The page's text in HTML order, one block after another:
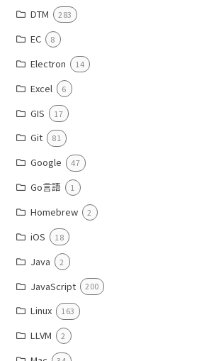
DTM 283
EC 8
Electron 14
Excel 6
GIS 17
Git 81
Google 47
Go言語 1
Homebrew 2
iOS 18
Java 2
JavaScript 200
Linux 163
LLVM 2